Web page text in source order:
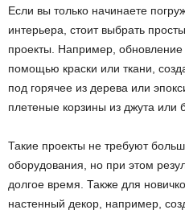
Если вы только начинаете
интерьера, стоит выбрать
проекты. Например,
помощью краски или ткани,
под горячее из дерева или
плетеные корзины из джута или
Такие проекты не требуют
оборудования, но при этом
долгое время. Также для
настенный декор, например,